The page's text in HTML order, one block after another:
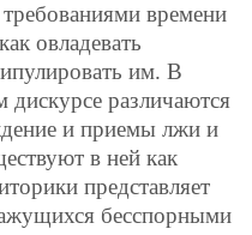
времени
овладевать
им. В
дискурсе различаются
и приемы лжи и
в ней как
представляет
бесспорными